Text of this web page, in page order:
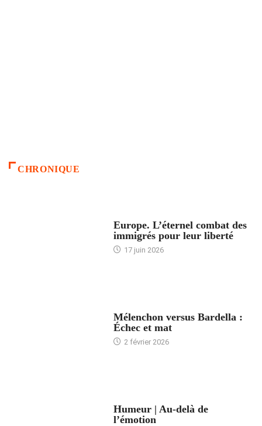
CHRONIQUE
Europe. L’éternel combat des
immigrés pour leur liberté
17 juin 2026
Mélenchon versus Bardella :
Échec et mat
2 février 2026
Humeur | Au-delà de
l’émotion